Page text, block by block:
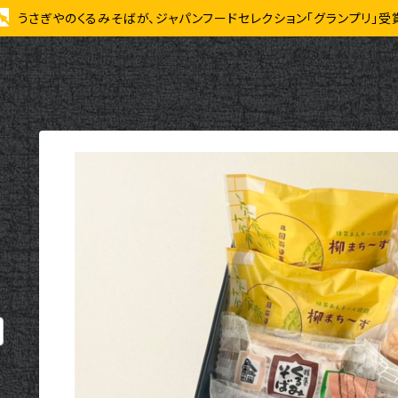
うさぎやのくるみそばが、ジャパンフードセレクション「グランプリ」受